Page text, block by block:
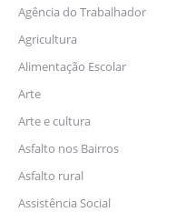
Agência do Trabalhador
Agricultura
Alimentação Escolar
Arte
Arte e cultura
Asfalto nos Bairros
Asfalto rural
Assistência Social